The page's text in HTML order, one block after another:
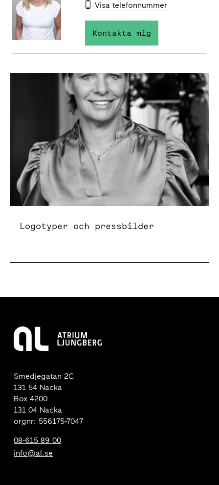
Visa telefonnummer
Kontakta mig
Logotyper och pressbilder
Logotyper och pressbilder
Smedjegatan 2C
131 54 Nacka
Box 4200
131 04 Nacka
orgnr: 556175-7047
08-615 89 00
info@al.se